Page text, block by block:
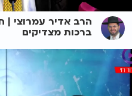
הרב אדיר עמרוצי |
ברכות מצדיקים